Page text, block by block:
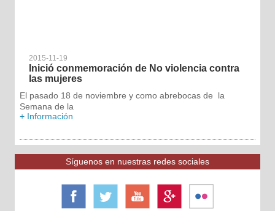
2015-11-19
Inició conmemoración de No violencia contra
las mujeres
El pasado 18 de noviembre y como abrebocas de la
Semana de la
+ Información
Síguenos en nuestras redes sociales